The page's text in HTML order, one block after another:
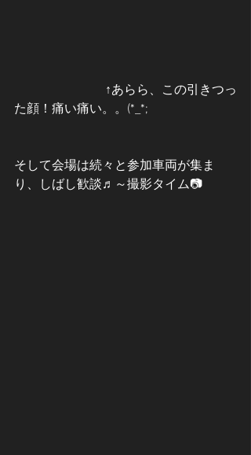
た顔！痛い痛い。。(*_*;
そして会場は続々と参加車両が集ま
り、しばし歓談♬～撮影タイム📷